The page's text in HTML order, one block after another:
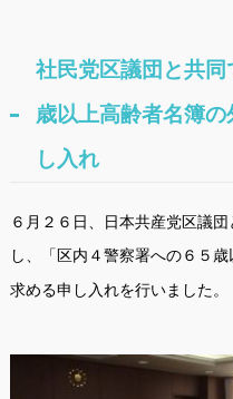
社民党区議団と共同
歳以上高齢者名簿
し入れ
６月２６日、日本共産党区議
し、
「区内４警察署への６５
求める申し入れを行いました。